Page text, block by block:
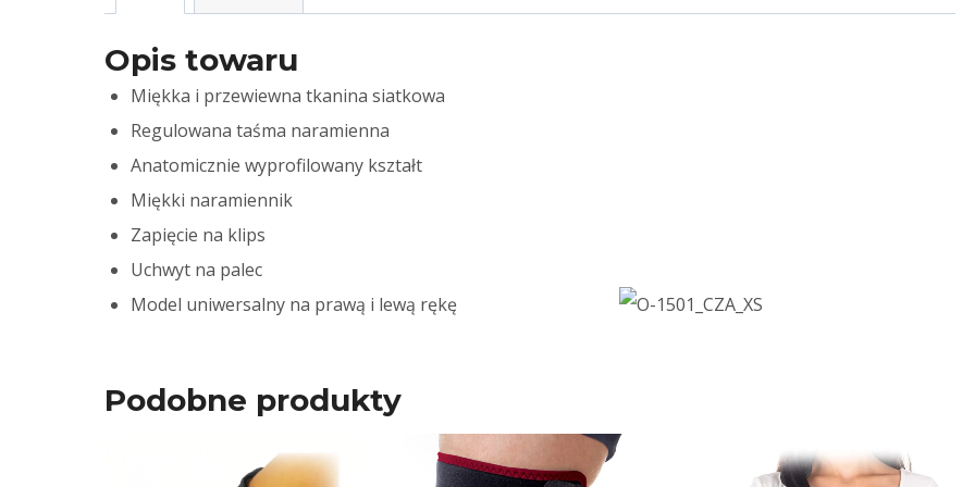
Opis towaru
Miękka i przewiewna tkanina siatkowa
Regulowana taśma naramienna
Anatomicznie wyprofilowany kształt
Miękki naramiennik
Zapięcie na klips
Uchwyt na palec
Model uniwersalny na prawą i lewą rękę
Podobne produkty